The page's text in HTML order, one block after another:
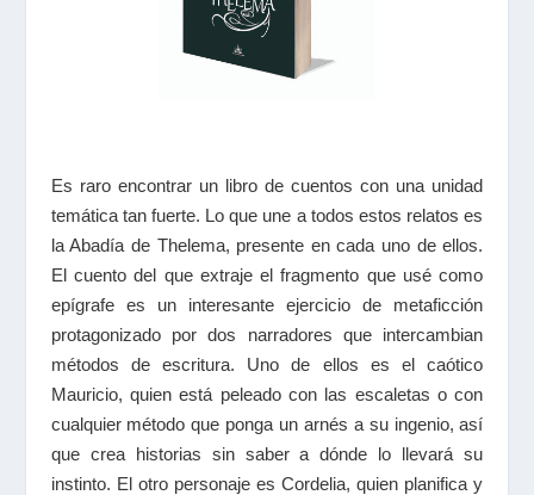
Es raro encontrar un libro de cuentos con una unidad
temática tan fuerte. Lo que une a todos estos relatos es
la Abadía de Thelema, presente en cada uno de ellos.
El cuento del que extraje el fragmento que usé como
epígrafe es un interesante ejercicio de metaficción
protagonizado por dos narradores que intercambian
métodos de escritura. Uno de ellos es el caótico
Mauricio, quien está peleado con las escaletas o con
cualquier método que ponga un arnés a su ingenio, así
que crea historias sin saber a dónde lo llevará su
instinto. El otro personaje es Cordelia, quien planifica y